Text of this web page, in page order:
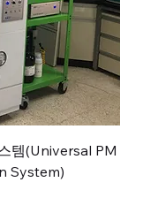
템(Universal PM
System)